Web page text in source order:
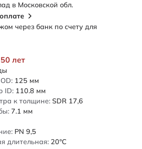
лет
125 мм
ID: 110.8 мм
к толщине: SDR 17,6
7.1 мм
PN 9,5
длительная: 20°C
в Московской обл.
через банк по счету для